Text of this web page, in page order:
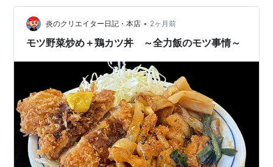
炎のクリエイター日記・本店 • 2ヶ月前
モツ野菜炒め＋鶏カツ丼 ～全力飯のモツ事情～